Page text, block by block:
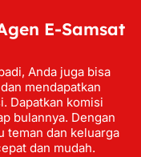
E-Samsat
Anda juga bisa
mendapatkan
Dapatkan komisi
bulannya. Dengan
teman dan keluarga
dan mudah.